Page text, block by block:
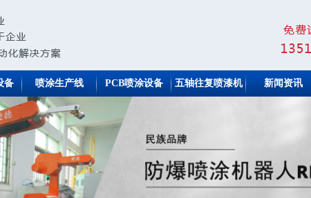
备 喷涂生产线 PCB喷涂设备 五轴往复喷漆机 新闻资讯